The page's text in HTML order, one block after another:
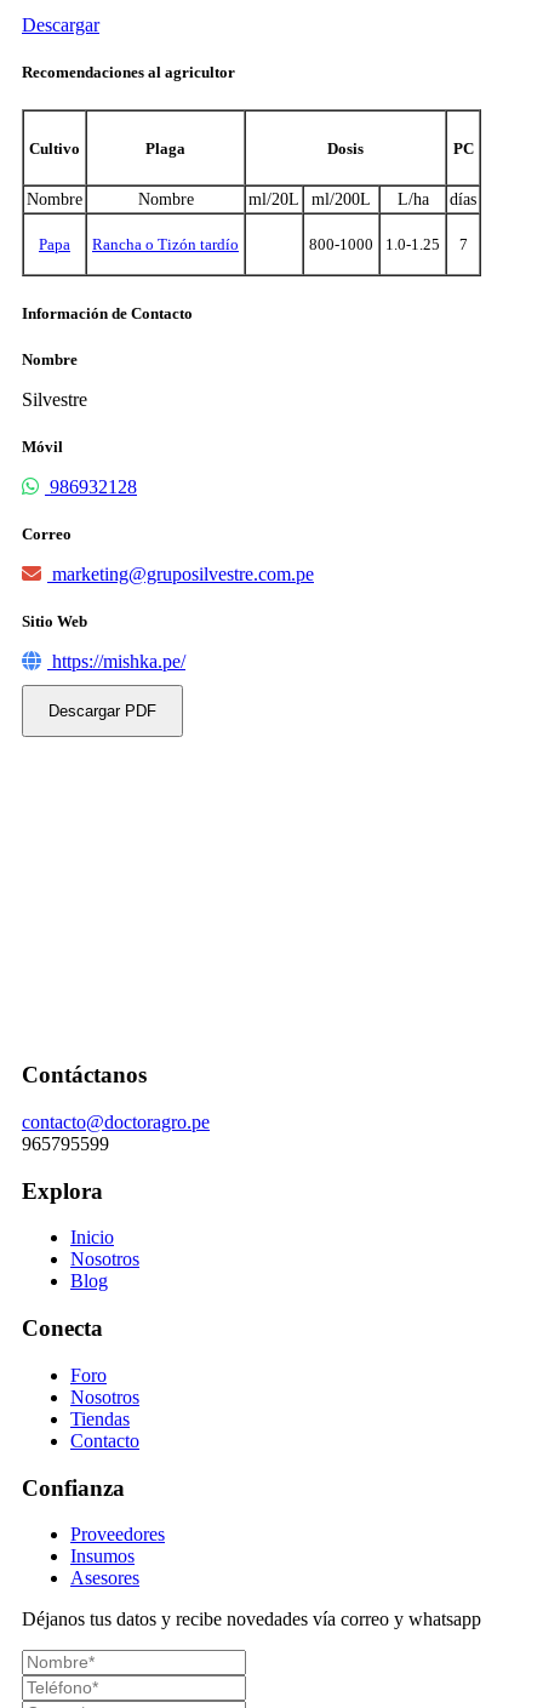
Descargar
Recomendaciones al agricultor
Cultivo Plaga Dosis PC
Nombre Nombre ml/20L ml/200L L/ha días
Papa Rancha o Tizón tardío 800-1000 1.0-1.25 7
Información de Contacto
Nombre
Silvestre
Móvil
986932128
Correo
marketing@gruposilvestre.com.pe
Sitio Web
https://mishka.pe/
Descargar PDF
Contáctanos
contacto@doctoragro.pe
965795599
Explora
Inicio
Nosotros
Blog
Conecta
Foro
Nosotros
Tiendas
Contacto
Confianza
Proveedores
Insumos
Asesores
Déjanos tus datos y recibe novedades vía correo y whatsapp